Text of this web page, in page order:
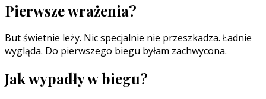
Pierwsze wrażenia?
But świetnie leży. Nic specjalnie nie przeszkadza. Ładnie
wygląda. Do pierwszego biegu byłam zachwycona.
Jak wypadły w biegu?